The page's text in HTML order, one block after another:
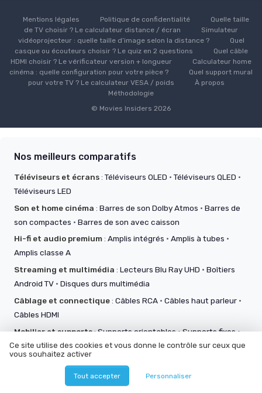
Mentions légales Politique de confidentialité
Quelle taille
de TV choisir ? Le calculateur distance / écran
Simulateur
vidéoprojecteur : quelle taille d’image selon la distance ?
Quel
casque ou écouteurs choisir ? Le quiz en 2 questions
Quel câble
HDMI choisir ? Le vérificateur version + longueur
Calculateur home
cinéma : quelle configuration pour votre pièce ?
Quel support mural
pour votre TV ? Le calculateur VESA / poids
À propos
Méthodologie
© Movies Insiders 2026
Nos meilleurs comparatifs
Téléviseurs et écrans:Téléviseurs OLED ·Téléviseurs QLED ·
Téléviseurs LED
Son et home cinéma : Barres de son Dolby Atmos · Barres de
son compactes · Barres de son avec caisson
Hi-fi et audio premium: Amplis intégrés · Amplis à tubes ·
Amplis classe A
Streaming et multimédia : Lecteurs Blu Ray UHD · Boîtiers
Android TV · Disques durs multimédia
Câblage et connectique: Câbles RCA · Câbles haut parleur ·
Câbles HDMI
Mobilier et supports:Supports orientables·Supports fixes·
Supports inclinables
Télécommandes connectées
Panneaux acoustiques
Ce site utilise des cookies et vous donne le contrôle sur ceux que
vous souhaitez activer
Tout accepter Personnaliser